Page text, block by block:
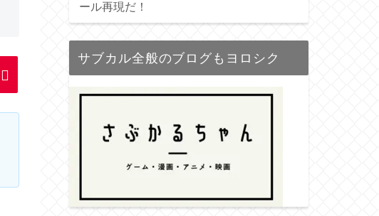
ール再現だ！
サブカル全般のブログもヨロシク